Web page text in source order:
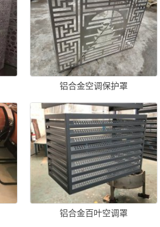
铝合金空调保护罩
铝合金百叶空调罩